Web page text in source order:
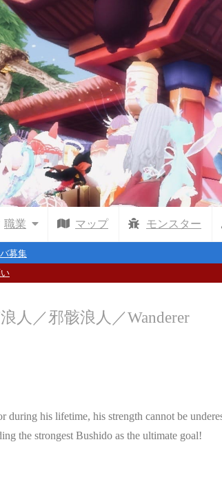
職業 マップ モンスター
募集
人／邪骸浪人／Wanderer
during his lifetime, his strength cannot be
the strongest Bushido as the ultimate goal!